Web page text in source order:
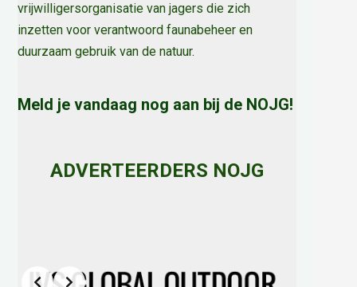
vrijwilligersorganisatie van jagers die zich
inzetten voor verantwoord faunabeheer en
duurzaam gebruik van de natuur.
Meld je vandaag nog aan bij de NOJG!
ADVERTEERDERS NOJG
Slide 3 of 8